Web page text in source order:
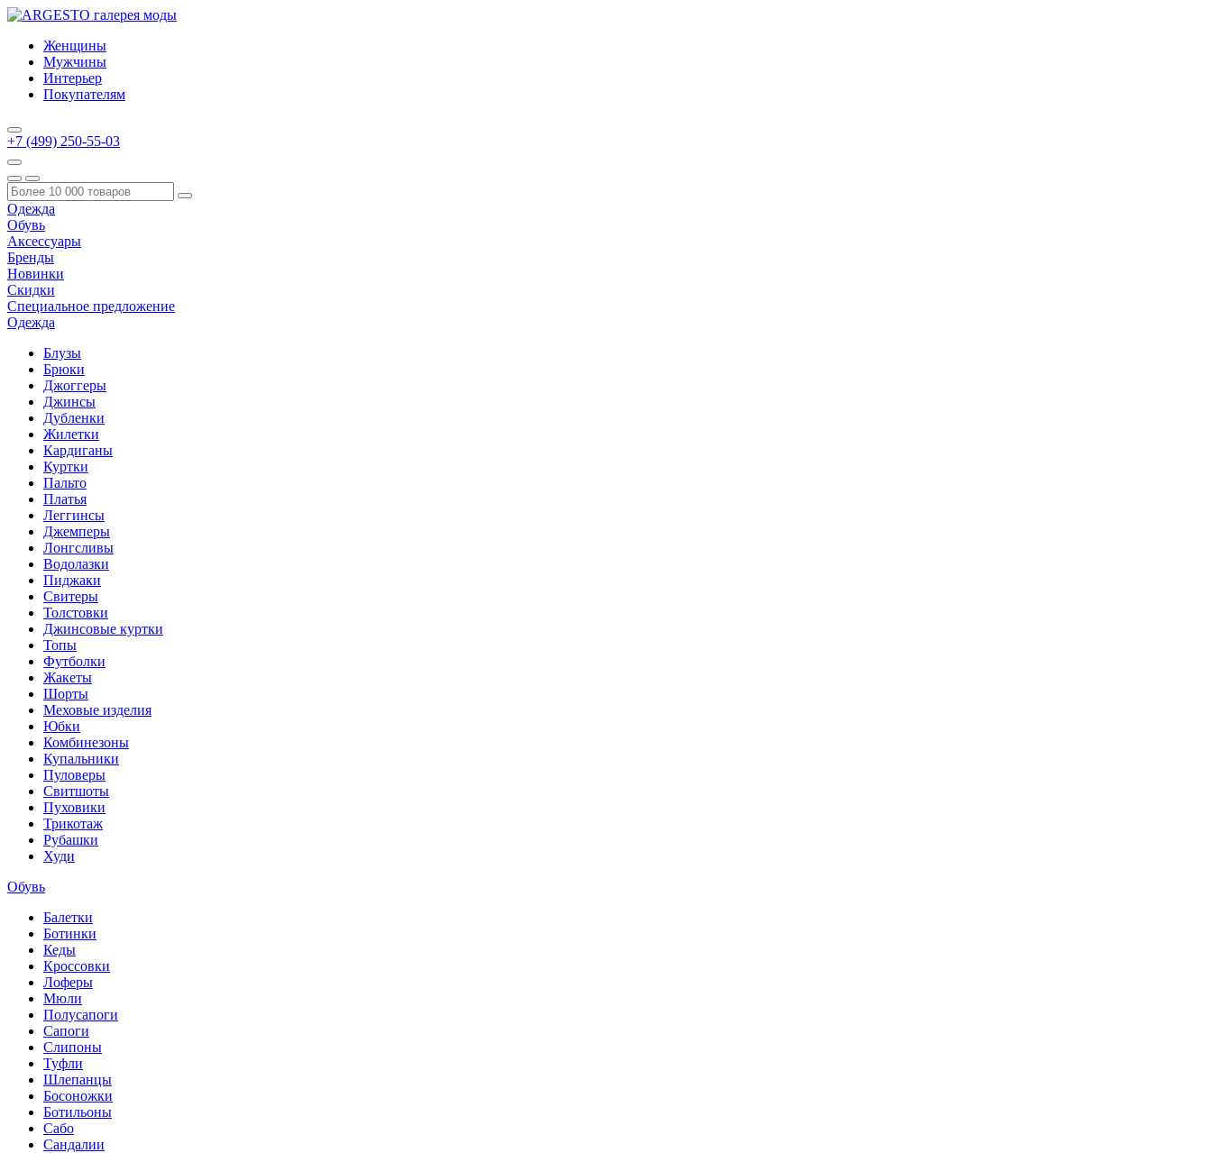
Женщины
Мужчины
Интерьер
Покупателям
+7 (499) 250-55-03
Одежда
Обувь
Аксессуары
Бренды
Новинки
Скидки
Специальное предложение
Одежда
Блузы
Брюки
Джоггеры
Джинсы
Дубленки
Жилетки
Кардиганы
Куртки
Пальто
Платья
Леггинсы
Джемперы
Лонгсливы
Водолазки
Пиджаки
Свитеры
Толстовки
Джинсовые куртки
Топы
Футболки
Жакеты
Шорты
Меховые изделия
Юбки
Комбинезоны
Купальники
Пуловеры
Свитшоты
Пуховики
Трикотаж
Рубашки
Худи
Обувь
Балетки
Ботинки
Кеды
Кроссовки
Лоферы
Мюли
Полусапоги
Сапоги
Слипоны
Туфли
Шлепанцы
Босоножки
Ботильоны
Сабо
Сандалии